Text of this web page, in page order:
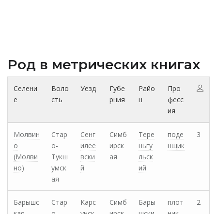
Род в метрических книгах
Селени
е
Воло
сть
Уезд
Губе
рния
Райо
н
Про
фесс
ия
Молвин
о
(Молви
но)
Стар
о-
Тукш
умск
ая
Сенг
илее
вски
й
Симб
ирск
ая
Тере
ньгу
льск
ий
поде
нщик
3
Барышс
Стар
Карс
Симб
Бары
плот
2